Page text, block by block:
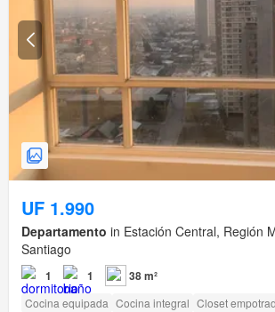
UF 1.990
Departamento in Estación Central, Región
Santiago
1 1 38 m²
Cocina equipada Cocina integral Closet